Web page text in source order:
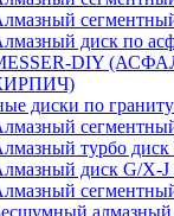
диск по
DIY
диски по граниту
турбо
диск G/X-J